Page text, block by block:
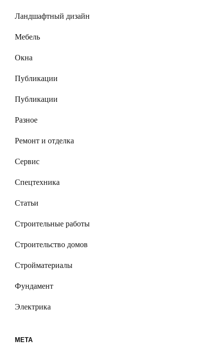
Ландшафтный дизайн
Мебель
Окна
Публикации
Публикации
Разное
Ремонт и отделка
Сервис
Спецтехника
Статьи
Строительные работы
Строительство домов
Стройматериалы
Фундамент
Электрика
МЕТА